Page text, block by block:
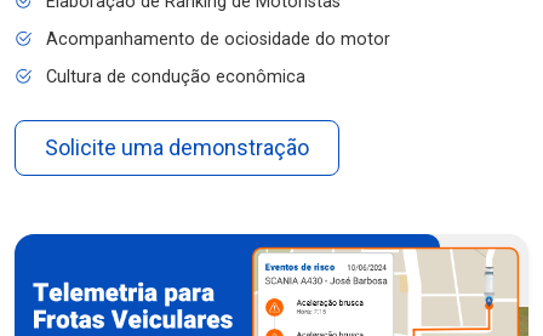
Acompanhamento de ociosidade do motor
Cultura de condução econômica
Solicite uma demonstração